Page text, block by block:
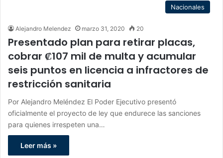
Nacionales
Alejandro Melendez marzo 31, 2020 20
Presentado plan para retirar placas,
cobrar ₡107 mil de multa y acumular
seis puntos en licencia a infractores de
restricción sanitaria
Por Alejandro Meléndez El Poder Ejecutivo presentó
oficialmente el proyecto de ley que endurece las sanciones
para quienes irrespeten una…
Leer más »